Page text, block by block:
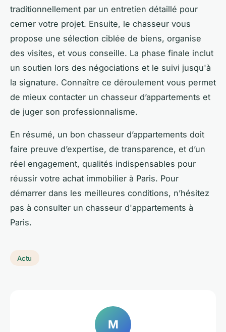
traditionnellement par un entretien détaillé pour
cerner votre projet. Ensuite, le chasseur vous
propose une sélection ciblée de biens, organise
des visites, et vous conseille. La phase finale inclut
un soutien lors des négociations et le suivi jusqu'à
la signature. Connaître ce déroulement vous permet
de mieux contacter un chasseur d’appartements et
de juger son professionnalisme.
En résumé, un bon chasseur d’appartements doit
faire preuve d’expertise, de transparence, et d’un
réel engagement, qualités indispensables pour
réussir votre achat immobilier à Paris. Pour
démarrer dans les meilleures conditions, n’hésitez
pas à consulter un chasseur d'appartements à
Paris.
Actu
M